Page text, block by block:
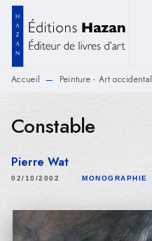
MENU RECHERCHE
PIED DE PAGE
Accueil — Peinture - Art occidental
Constable
Pierre Wat
02/10/2002 MONOGRAPHIE